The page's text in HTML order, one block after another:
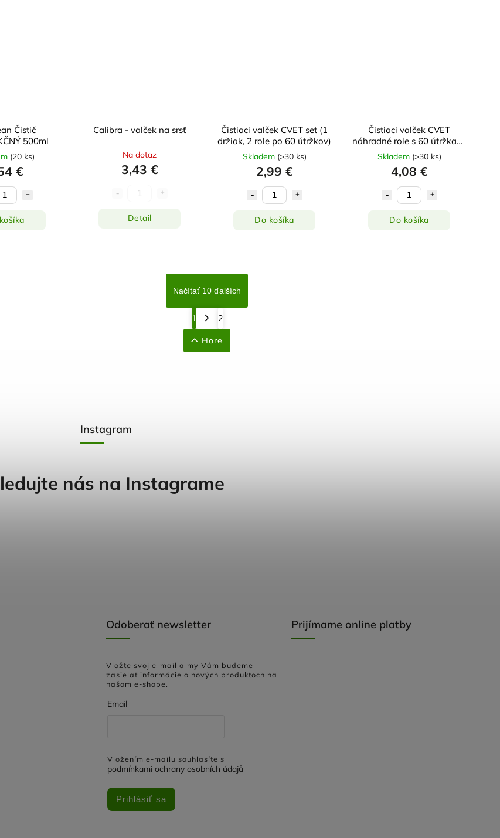
Čistič
500ml
(20 ks)
€
Calibra - valček na srsť
Na dotaz
3,43 €
Detail
Čistiaci valček CVET set (1
držiak, 2 role po 60 útržkov)
Skladem (>30 ks)
2,99 €
Do košíka
Čistiaci valček CVET
náhradné role s 60 útržkami
4ks
Skladem (>30 ks)
4,08 €
Do košíka
Načítať 10 ďalších
1 2
Hore
Odoberať newsletter
Vložte svoj e-mail a my Vám budeme
zasielať informácie o nových produktoch na
našom e-shope.
Email
Vložením e-mailu souhlasíte s
podmínkami ochrany osobních údajů
Prihlásiť sa
Prijímame online platby
Instagram
nás na Instagrame